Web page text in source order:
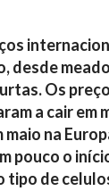
desde
Os
a cair em
maio na
pouco o
tipo de